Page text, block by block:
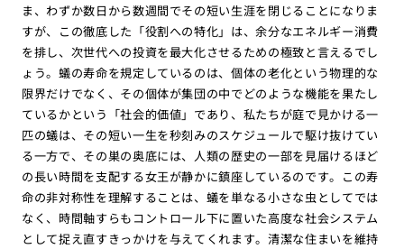
ま、わずか数日から数週間でその短い生涯を閉じることになりま
すが、この徹底した「役割への特化」は、余分なエネルギー消費
を排し、次世代への投資を最大化させるための極致と言えるでし
ょう。蟻の寿命を規定しているのは、個体の老化という物理的な
限界だけでなく、その個体が集団の中でどのような機能を果たし
ているかという「社会的価値」であり、私たちが庭で見かける一
匹の蟻は、その短い一生を秒刻みのスケジュールで駆け抜けてい
る一方で、その巣の奥底には、人類の歴史の一部を見届けるほど
の長い時間を支配する女王が静かに鎮座しているのです。この寿
命の非対称性を理解することは、蟻を単なる小さな虫としてでは
なく、時間軸すらもコントロール下に置いた高度な社会システム
として捉え直すきっかけを与えてくれます。清潔な住まいを維持